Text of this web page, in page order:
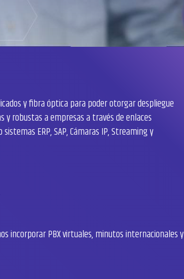
y fibra óptica para poder otorgar despliegue
y robustas a empresas a través de enlaces
ERP, SAP, Cámaras IP, Streaming y
incorporar PBX virtuales, minutos internacionales y